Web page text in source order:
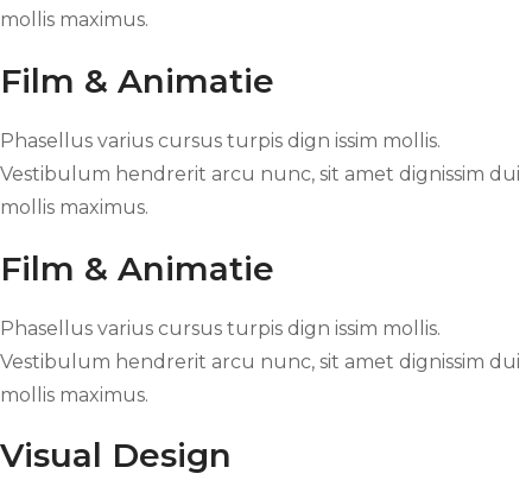
mollis maximus.
Film & Animatie
Phasellus varius cursus turpis dign issim mollis.
Vestibulum hendrerit arcu nunc, sit amet dignissim dui
mollis maximus.
Film & Animatie
Phasellus varius cursus turpis dign issim mollis.
Vestibulum hendrerit arcu nunc, sit amet dignissim dui
mollis maximus.
Visual Design